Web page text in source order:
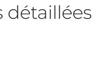
détaillées